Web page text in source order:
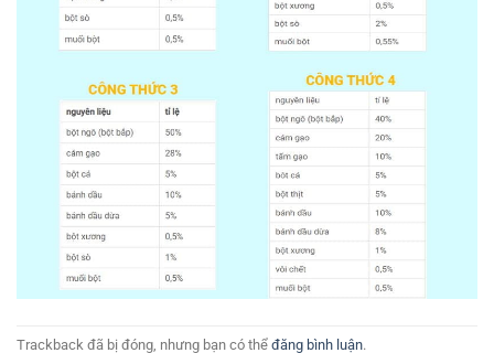
Trackback đã bị đóng, nhưng bạn có thể đăng bình luận.